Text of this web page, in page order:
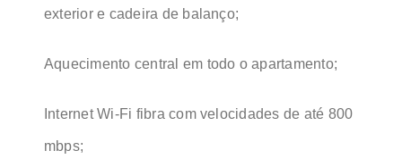
exterior e cadeira de balanço;
Aquecimento central em todo o apartamento;
Internet Wi-Fi fibra com velocidades de até 800
mbps;